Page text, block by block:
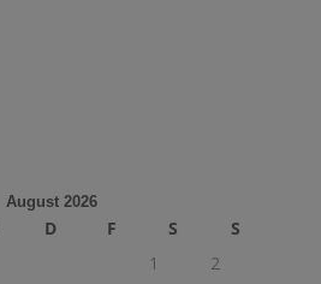
August 2026
D F S
S
1
2